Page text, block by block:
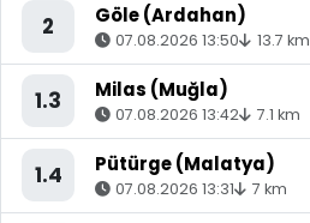
2 Göle (Ardahan)
07.08.2026 13:50 13.7 km
1.3 Milas (Muğla)
07.08.2026 13:42 7.1 km
1.4 Pütürge (Malatya)
07.08.2026 13:31 7 km